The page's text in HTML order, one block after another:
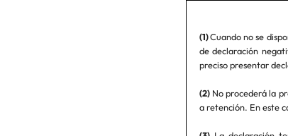
(1)Cuando no se
de declaración
preciso presentar
(2)No procederá la
a retención. En este